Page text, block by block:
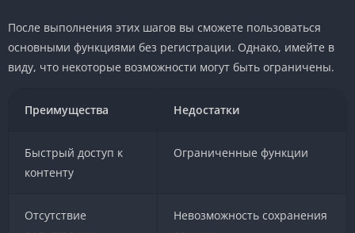
После выполнения этих шагов вы сможете пользоваться
основными функциями без регистрации. Однако, имейте в
виду, что некоторые возможности могут быть ограничены.
Преимущества Недостатки
Быстрый доступ к
контенту
Ограниченные функции
Отсутствие
Невозможность сохранения